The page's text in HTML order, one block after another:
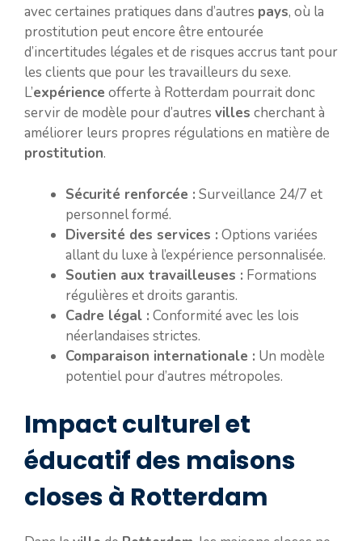
avec certaines pratiques dans d’autres pays, où la
prostitution peut encore être entourée
d’incertitudes légales et de risques accrus tant pour
les clients que pour les travailleurs du sexe.
L’expérience offerte à Rotterdam pourrait donc
servir de modèle pour d’autres villes cherchant à
améliorer leurs propres régulations en matière de
prostitution.
Sécurité renforcée : Surveillance 24/7 et
personnel formé.
Diversité des services : Options variées
allant du luxe à l’expérience personnalisée.
Soutien aux travailleuses : Formations
régulières et droits garantis.
Cadre légal : Conformité avec les lois
néerlandaises strictes.
Comparaison internationale : Un modèle
potentiel pour d’autres métropoles.
Impact culturel et
éducatif des maisons
closes à Rotterdam